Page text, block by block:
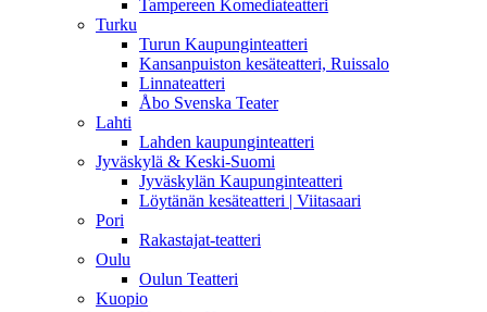
Tampereen Komediateatteri
Turku
Turun Kaupunginteatteri
Kansanpuiston kesäteatteri, Ruissalo
Linnateatteri
Åbo Svenska Teater
Lahti
Lahden kaupunginteatteri
Jyväskylä & Keski-Suomi
Jyväskylän Kaupunginteatteri
Löytänän kesäteatteri | Viitasaari
Pori
Rakastajat-teatteri
Oulu
Oulun Teatteri
Kuopio